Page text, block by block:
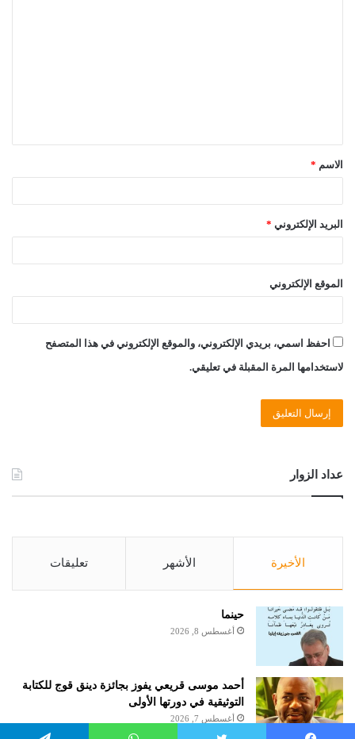
ق
*الاسم *
البريد الإلكتروني *
الموقع الإلكتروني
احفظ اسمي، بريدي الإلكتروني، والموقع الإلكتروني في هذا المتصفح
لاستخدامها المرة المقبلة في تعليقي.
عداد الزوار
الأخيرة الأشهر تعليقات
حينما
أغسطس 8, 2026
أحمد موسى قريعي يفوز بجائزة دينق قوج للكتابة
التوثيقية في دورتها الأولى
أغسطس 7, 2026